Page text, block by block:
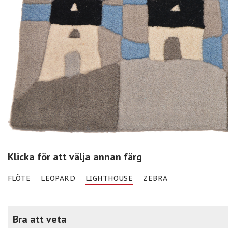
Klicka för att välja annan färg
FLÖTE LEOPARD LIGHTHOUSE ZEBRA
Bra att veta